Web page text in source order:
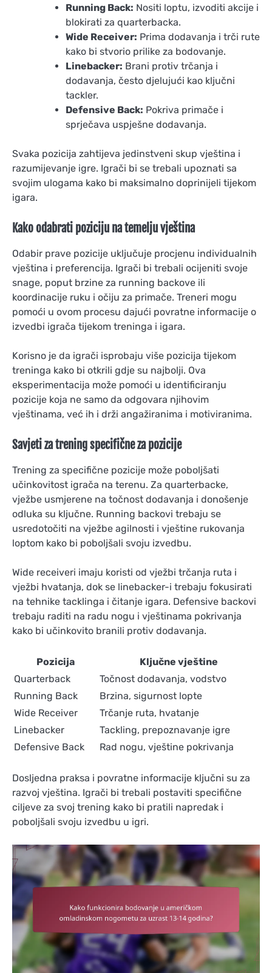
Running Back: Nositi loptu, izvoditi akcije i
blokirati za quarterbacka.
Wide Receiver: Prima dodavanja i trči rute
kako bi stvorio prilike za bodovanje.
Linebacker: Brani protiv trčanja i
dodavanja, često djelujući kao ključni
tackler.
Defensive Back: Pokriva primače i
sprječava uspješne dodavanja.
Svaka pozicija zahtijeva jedinstveni skup vještina i
razumijevanje igre. Igrači bi se trebali upoznati sa
svojim ulogama kako bi maksimalno doprinijeli tijekom
igara.
Kako odabrati poziciju na temelju vještina
Odabir prave pozicije uključuje procjenu individualnih
vještina i preferencija. Igrači bi trebali ocijeniti svoje
snage, poput brzine za running backove ili
koordinacije ruku i očiju za primače. Treneri mogu
pomoći u ovom procesu dajući povratne informacije o
izvedbi igrača tijekom treninga i igara.
Korisno je da igrači isprobaju više pozicija tijekom
treninga kako bi otkrili gdje su najbolji. Ova
eksperimentacija može pomoći u identificiranju
pozicije koja ne samo da odgovara njihovim
vještinama, već ih i drži angažiranima i motiviranima.
Savjeti za trening specifične za pozicije
Trening za specifične pozicije može poboljšati
učinkovitost igrača na terenu. Za quarterbacke,
vježbe usmjerene na točnost dodavanja i donošenje
odluka su ključne. Running backovi trebaju se
usredotočiti na vježbe agilnosti i vještine rukovanja
loptom kako bi poboljšali svoju izvedbu.
Wide receiveri imaju koristi od vježbi trčanja ruta i
vježbi hvatanja, dok se linebacker-i trebaju fokusirati
na tehnike tacklinga i čitanje igara. Defensive backovi
trebaju raditi na radu nogu i vještinama pokrivanja
kako bi učinkovito branili protiv dodavanja.
Pozicija
Ključne vještine
Quarterback
Točnost dodavanja, vodstvo
Running Back
Brzina, sigurnost lopte
Wide Receiver
Trčanje ruta, hvatanje
Linebacker
Tackling, prepoznavanje igre
Defensive Back
Rad nogu, vještine pokrivanja
Dosljedna praksa i povratne informacije ključni su za
razvoj vještina. Igrači bi trebali postaviti specifične
ciljeve za svoj trening kako bi pratili napredak i
poboljšali svoju izvedbu u igri.